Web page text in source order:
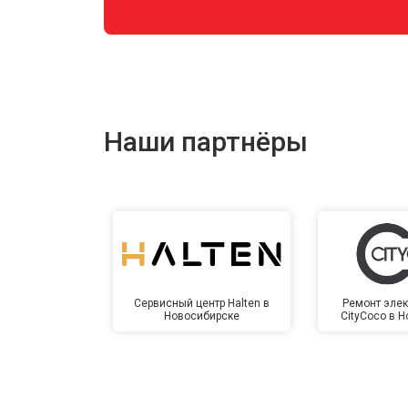
Наши партнёры
Сервисный центр Halten в
Новосибирске
Ремонт
CityCoco в